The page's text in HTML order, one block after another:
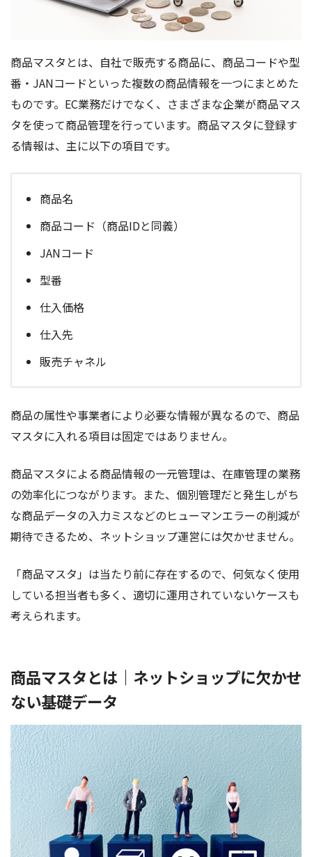
商品マスタとは、自社で販売する商品に、商品コードや型
番・JANコードといった複数の商品情報を一つにまとめた
ものです。EC業務だけでなく、さまざまな企業が商品マス
タを使って商品管理を行っています。商品マスタに登録す
る情報は、主に以下の項目です。
商品名
商品コード（商品IDと同義）
JANコード
型番
仕入価格
仕入先
販売チャネル
商品の属性や事業者により必要な情報が異なるので、商品
マスタに入れる項目は固定ではありません。
商品マスタによる商品情報の一元管理は、在庫管理の業務
の効率化につながります。また、個別管理だと発生しがち
な商品データの入力ミスなどのヒューマンエラーの削減が
期待できるため、ネットショップ運営には欠かせません。
「商品マスタ」は当たり前に存在するので、何気なく使用
している担当者も多く、適切に運用されていないケースも
考えられます。
商品マスタとは｜ネットショップに欠かせ
ない基礎データ